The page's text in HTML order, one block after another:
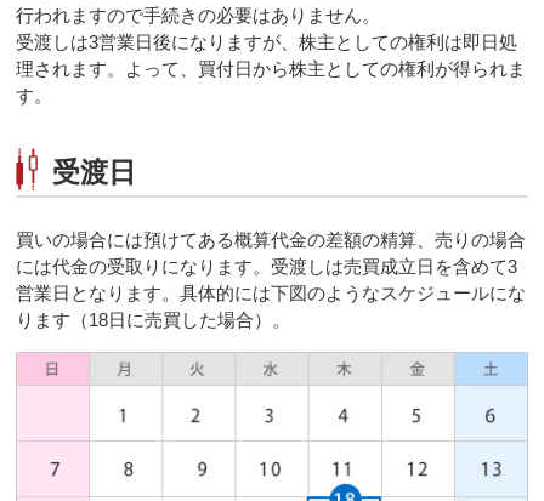
行われますので手続きの必要はありません。
受渡しは3営業日後になりますが、株主としての権利は即日処
理されます。よって、買付日から株主としての権利が得られま
す。
受渡日
買いの場合には預けてある概算代金の差額の精算、売りの場合
には代金の受取りになります。受渡しは売買成立日を含めて3
営業日となります。具体的には下図のようなスケジュールにな
ります（18日に売買した場合）。